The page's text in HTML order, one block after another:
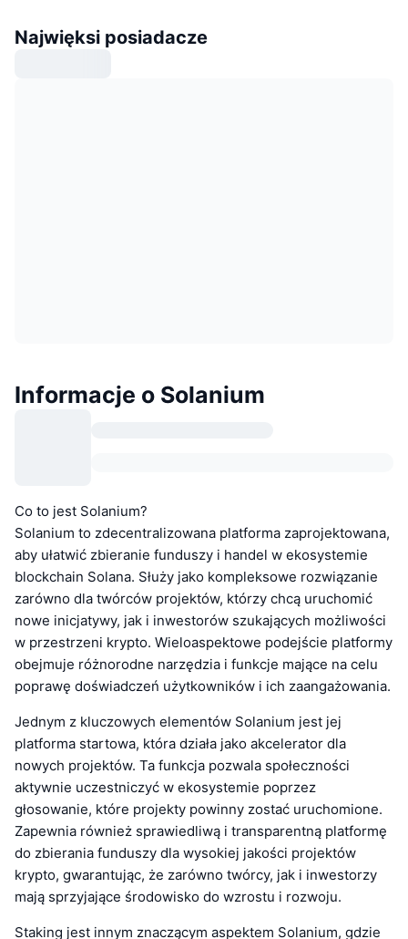
Najwięksi posiadacze
Informacje o Solanium
Co to jest Solanium?
Solanium to zdecentralizowana platforma zaprojektowana,
aby ułatwić zbieranie funduszy i handel w ekosystemie
blockchain Solana. Służy jako kompleksowe rozwiązanie
zarówno dla twórców projektów, którzy chcą uruchomić
nowe inicjatywy, jak i inwestorów szukających możliwości
w przestrzeni krypto. Wieloaspektowe podejście platformy
obejmuje różnorodne narzędzia i funkcje mające na celu
poprawę doświadczeń użytkowników i ich zaangażowania.
Jednym z kluczowych elementów Solanium jest jej
platforma startowa, która działa jako akcelerator dla
nowych projektów. Ta funkcja pozwala społeczności
aktywnie uczestniczyć w ekosystemie poprzez
głosowanie, które projekty powinny zostać uruchomione.
Zapewnia również sprawiedliwą i transparentną platformę
do zbierania funduszy dla wysokiej jakości projektów
krypto, gwarantując, że zarówno twórcy, jak i inwestorzy
mają sprzyjające środowisko do wzrostu i rozwoju.
Staking jest innym znaczącym aspektem Solanium, gdzie